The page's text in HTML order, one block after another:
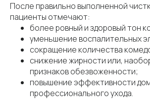
После правильно выполненной
пациенты отмечают:
более ровный и здоровый тон
уменьшение воспалительных
сокращение количества
снижение жирности или,
признаков обезвоженности;
повышение эффективности
профессионального ухода.